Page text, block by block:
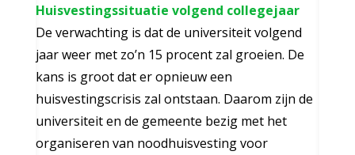
Huisvestingssituatie volgend collegejaar
De verwachting is dat de universiteit volgend
jaar weer met zo’n 15 procent zal groeien. De
kans is groot dat er opnieuw een
huisvestingscrisis zal ontstaan. Daarom zijn de
universiteit en de gemeente bezig met het
organiseren van noodhuisvesting voor